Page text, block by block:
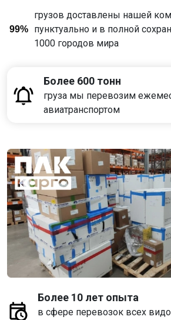
99%
грузов доставлены нашей
пунктуально и в полной
1000 городов мира
Более 600 тонн
груза мы перевозим
авиатранспортом
Более 10 лет опыта
в сфере перевозок всех